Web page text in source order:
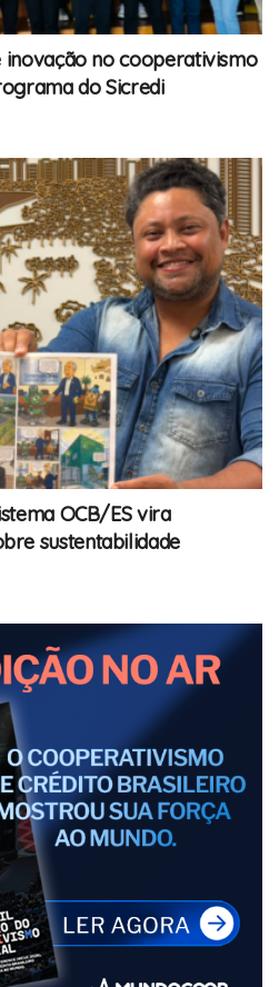
no cooperativismo
do Sicredi
OCB/ES vira
sustentabilidade